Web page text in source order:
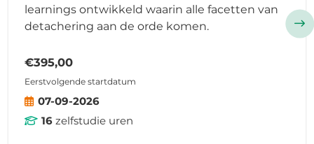
learnings ontwikkeld waarin alle facetten van
detachering aan de orde komen.
€395,00
Eerstvolgende startdatum
07-09-2026
16zelfstudie uren